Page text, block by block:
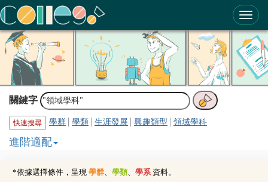
ColleGo! 大學選才與高中育才輔助系統
關鍵字
快速搜尋 學群 學類 生涯發展 興趣類型 領域學科
進階適配
*依據選擇條件，呈現 學群、 學類、 學系資料。